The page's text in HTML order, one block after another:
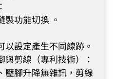
功能切換 。
以設定產生不同線跡。
與剪線（專利技術）：
壓腳升降無雜訊，剪線